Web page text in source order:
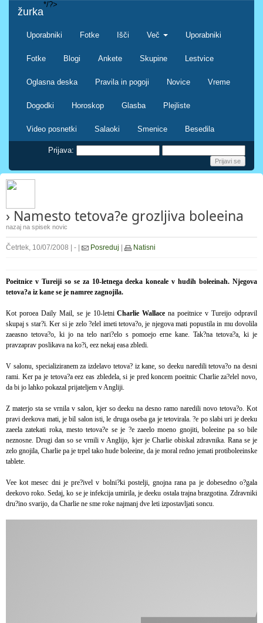
žurka
Uporabniki Fotke Išči Več Uporabniki
Fotke Blogi Ankete Skupine Lestvice
Oglasna deska Pravila in pogoji Novice Vreme
Dogodki Horoskop Glasba Plejliste
Video posnetki Salaoki Smenice Besedila
*/?>
Prijava:
› Namesto tetova?e grozljiva boleeina
nazaj na spisek novic
Četrtek, 10/07/2008 | - | Posreduj Natisni
Poeitnice v Tureiji so se za 10-letnega deeka koneale v hudih boleeinah. Njegova
tetova?a iz kane se je namree zagnojila.
Kot poroea Daily Mail, se je 10-letniCharlie Wallace na poeitnice v Tureijo odpravil
skupaj s star?i. Ker si je zelo ?elel imeti tetova?o, je njegova mati popustila in mu dovolila
zaeasno tetova?o, ki jo na telo nari?elo s pomoejo erne kane. Tak?na tetova?a, ki je
pravzaprav poslikava na ko?i, eez nekaj easa zbledi.
V salonu, specializiranem za izdelavo tetova? iz kane, so deeku naredili tetova?o na desni
rami. Ker pa je tetova?a eez eas zbledela, si je pred koncem poeitnic Charlie za?elel novo,
da bi jo lahko pokazal prijateljem v Angliji.
Z materjo sta se vrnila v salon, kjer so deeku na desno ramo naredili novo tetova?o. Kot
pravi deekova mati, je bil salon isti, le druga oseba ga je tetovirala. ?e po slabi uri je deeku
zaeela zatekati roka, mesto tetova?e se je ?e zaeelo moeno gnojiti, boleeine pa so bile
neznosne. Drugi dan so se vrnili v Anglijo, kjer je Charlie obiskal zdravnika. Rana se je
zelo gnojila, Charlie pa je trpel tako hude boleeine, da je moral redno jemati protiboleeinske
tablete.
Vee kot mesec dni je pre?ivel v bolni?ki postelji, gnojna rana pa je dobesedno o?gala
deekovo roko. Sedaj, ko se je infekcija umirila, je deeku ostala trajna brazgotina. Zdravniki
dru?ino svarijo, da Charlie ne sme roke najmanj dve leti izpostavljati soncu.